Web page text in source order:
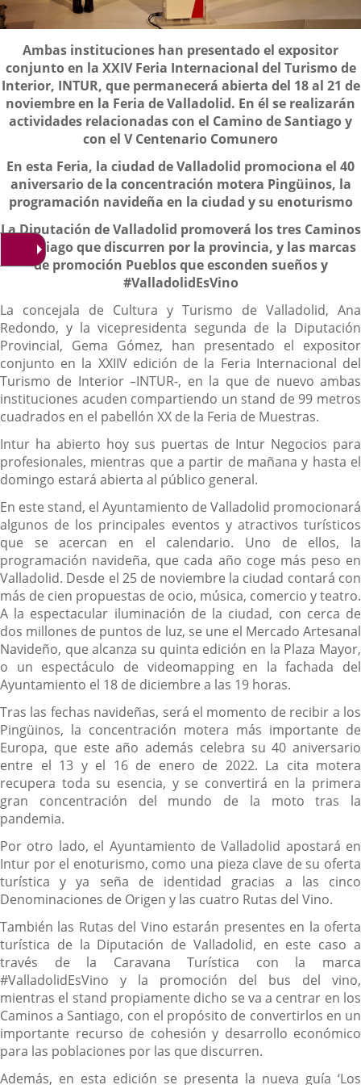
Descripción
Ambas instituciones han presentado el expositor
conjuntoen la XXIV Feria Internacional del Turismo de
Interior, INTUR, que permanecerá abierta del 18 al 21 de
noviembre en la Feria de Valladolid. En él se realizarán
actividades relacionadas con el Camino de Santiago y
con el V Centenario Comunero
En esta Feria, la ciudad de Valladolid promociona el 40
aniversario de la concentración motera Pingüinos, la
programación navideña en la ciudad y su enoturismo
La Diputación de Valladolid promoverá los tres Caminos
a Santiago que discurren por la provincia, y las marcas
de promoción Pueblos que esconden sueños y
#ValladolidEsVino
La concejala de Cultura y Turismo de Valladolid, Ana
Redondo, y la vicepresidenta segunda de la Diputación
Provincial, Gema Gómez, han presentado el expositor
conjunto en la XXIIV edición de la Feria Internacional del
Turismo de Interior –INTUR-, en la que de nuevo ambas
instituciones acuden compartiendo un stand de 99 metros
cuadrados en el pabellón XX de la Feria de Muestras.
Intur ha abierto hoy sus puertas de Intur Negocios para
profesionales, mientras que a partir de mañana y hasta el
domingo estará abierta al público general.
En este stand, el Ayuntamiento de Valladolid promocionará
algunos de los principales eventos y atractivos turísticos
que se acercan en el calendario. Uno de ellos, la
programación navideña, que cada año coge más peso en
Valladolid. Desde el 25 de noviembre la ciudad contará con
más de cien propuestas de ocio, música, comercio y teatro.
A la espectacular iluminación de la ciudad, con cerca de
dos millones de puntos de luz, se une el Mercado Artesanal
Navideño, que alcanza su quinta edición en la Plaza Mayor,
o un espectáculo de videomapping en la fachada del
Ayuntamiento el 18 de diciembre a las 19 horas.
Tras las fechas navideñas, será el momento de recibir a los
Pingüinos, la concentración motera más importante de
Europa, que este año además celebra su 40 aniversario
entre el 13 y el 16 de enero de 2022. La cita motera
recupera toda su esencia, y se convertirá en la primera
gran concentración del mundo de la moto tras la
pandemia.
Por otro lado, el Ayuntamiento de Valladolid apostará en
Intur por el enoturismo, como una pieza clave de su oferta
turística y ya seña de identidad gracias a las cinco
Denominaciones de Origen y las cuatro Rutas del Vino.
También las Rutas del Vino estarán presentes en la oferta
turística de la Diputación de Valladolid, en este caso a
través de la Caravana Turística con la marca
#ValladolidEsVino y la promoción del bus del vino,
mientras el stand propiamente dicho se va a centrar en los
Caminos a Santiago, con el propósito de convertirlos en un
importante recurso de cohesión y desarrollo económico
para las poblaciones por las que discurren.
Además, en esta edición se presenta la nueva guía ‘Los